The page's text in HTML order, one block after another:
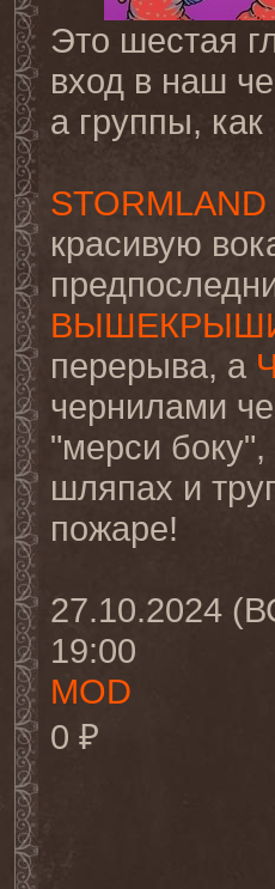
Это шестая
вход в наш
а группы, как
STORMLAND
красивую
перерыва, а
чернилами
"мерси
шляпах и
пожаре!
27.10.2024
19:00
MOD
0 ₽